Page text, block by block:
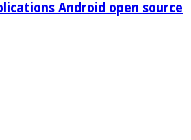
Android open source